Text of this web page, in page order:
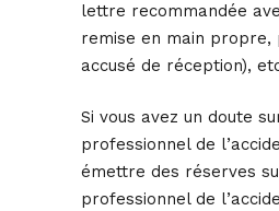
lettre recommandée
remise en main propre,
accusé de réception),
Si vous avez un doute
professionnel de
émettre des réserves
professionnel de